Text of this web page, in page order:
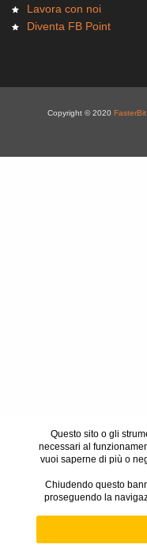
Lavora con noi
Diventa FB Point
Copyright © 2020 FasterBit
Questo sito o gli
necessari al
vuoi saperne di più o
Chiudendo questo
proseguendo la